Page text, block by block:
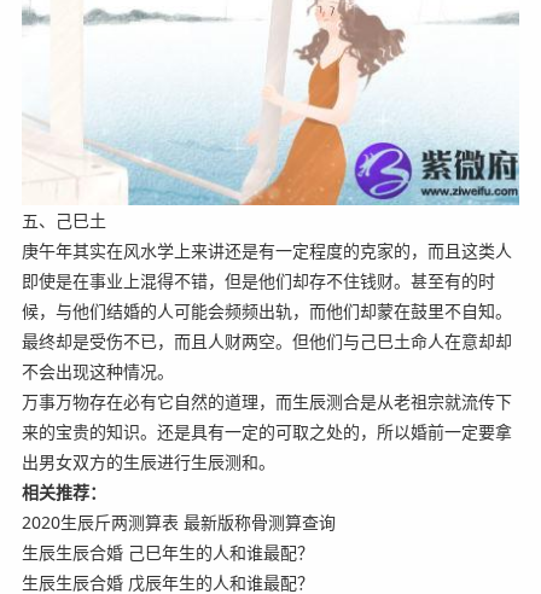
五、己巳土
庚午年其实在风水学上来讲还是有一定程度的克家的，而且这类人
即使是在事业上混得不错，但是他们却存不住钱财。甚至有的时
候，与他们结婚的人可能会频频出轨，而他们却蒙在鼓里不自知。
最终却是受伤不已，而且人财两空。但他们与己巳土命人在意却却
不会出现这种情况。
万事万物存在必有它自然的道理，而生辰测合是从老祖宗就流传下
来的宝贵的知识。还是具有一定的可取之处的，所以婚前一定要拿
出男女双方的生辰进行生辰测和。
相关推荐：
2020生辰斤两测算表 最新版称骨测算查询
生辰生辰合婚 己巳年生的人和谁最配？
生辰生辰合婚 戊辰年生的人和谁最配？